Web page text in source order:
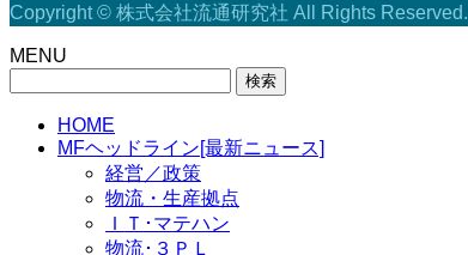
Copyright © 株式会社流通研究社 All Rights Reserved.
MENU
HOME
MFヘッドライン[最新ニュース]
経営／政策
物流・生産拠点
ＩＴ･マテハン
物流･３ＰＬ